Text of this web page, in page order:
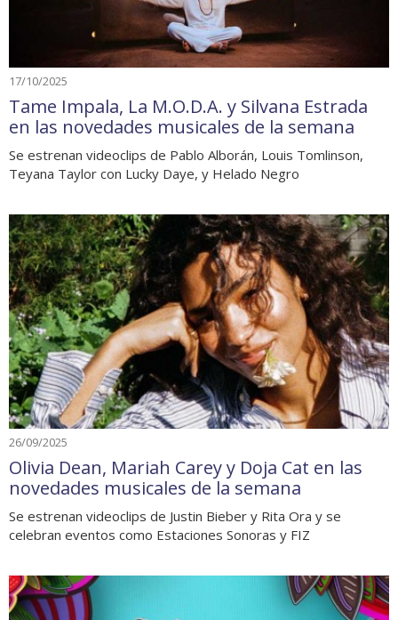
17/10/2025
Tame Impala, La M.O.D.A. y Silvana Estrada
en las novedades musicales de la semana
Se estrenan videoclips de Pablo Alborán, Louis Tomlinson,
Teyana Taylor con Lucky Daye, y Helado Negro
26/09/2025
Olivia Dean, Mariah Carey y Doja Cat en las
novedades musicales de la semana
Se estrenan videoclips de Justin Bieber y Rita Ora y se
celebran eventos como Estaciones Sonoras y FIZ